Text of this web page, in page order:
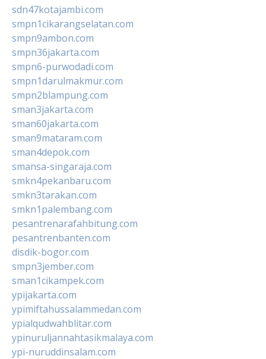
sdn47kotajambi.com
smpn1cikarangselatan.com
smpn9ambon.com
smpn36jakarta.com
smpn6-purwodadi.com
smpn1darulmakmur.com
smpn2blampung.com
sman3jakarta.com
sman60jakarta.com
sman9mataram.com
sman4depok.com
smansa-singaraja.com
smkn4pekanbaru.com
smkn3tarakan.com
smkn1palembang.com
pesantrenarafahbitung.com
pesantrenbanten.com
disdik-bogor.com
smpn3jember.com
sman1cikampek.com
ypijakarta.com
ypimiftahussalammedan.com
ypialqudwahblitar.com
ypinuruljannahtasikmalaya.com
ypi-nuruddinsalam.com